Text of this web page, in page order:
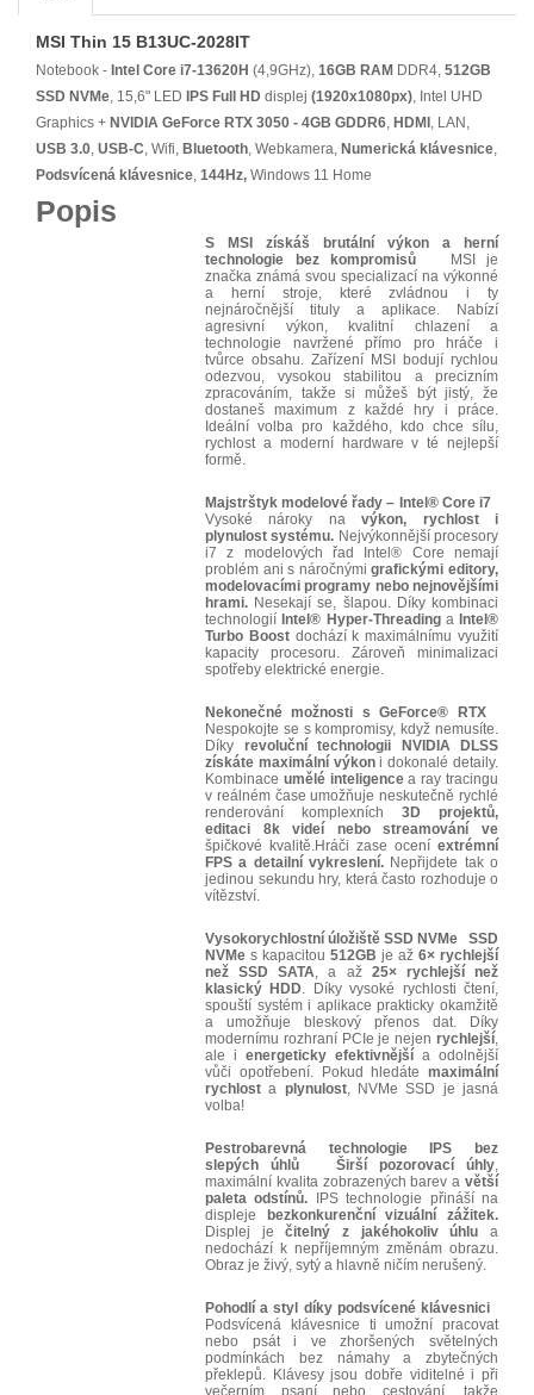
MSI Thin 15 B13UC-2028IT
Notebook - Intel Core i7-13620H (4,9GHz), 16GB RAM DDR4, 512GB
SSD NVMe, 15,6" LED IPS Full HD displej (1920x1080px), Intel UHD
Graphics + NVIDIA GeForce RTX 3050 - 4GB GDDR6, HDMI , LAN,
USB 3.0, USB-C, Wifi, Bluetooth, Webkamera, Numerická klávesnice,
Podsvícená klávesnice, 144Hz, Windows 11 Home
Popis
S MSI získáš brutální výkon a herní
technologie bez kompromisů MSI je
značka známá svou specializací na výkonné
a herní stroje, které zvládnou i ty
nejnáročnější tituly a aplikace. Nabízí
agresivní výkon, kvalitní chlazení a
technologie navržené přímo pro hráče i
tvůrce obsahu. Zařízení MSI bodují rychlou
odezvou, vysokou stabilitou a precizním
zpracováním, takže si můžeš být jistý, že
dostaneš maximum z každé hry i práce.
Ideální volba pro každého, kdo chce sílu,
rychlost a moderní hardware v té nejlepší
formě.
Majstrštyk modelové řady – Intel® Core i7
Vysoké nároky navýkon, rychlost i
plynulost systému. Nejvýkonnější procesory
i7 z modelových řad Intel® Core nemají
problém ani s náročnýmigrafickými editory,
modelovacími programy nebo nejnovějšími
hrami. Nesekají se, šlapou. Díky kombinaci
technologií Intel® Hyper-Threadinga Intel®
Turbo Boostdochází k maximálnímu využití
kapacity procesoru. Zároveň minimalizaci
spotřeby elektrické energie.
Nekonečné možnosti s GeForce® RTX
Nespokojte se s kompromisy, když nemusíte.
Díky revoluční technologii NVIDIA DLSS
získáte maximální výkoni dokonalé detaily.
Kombinace umělé inteligencea ray tracingu
v reálném čase umožňuje neskutečně rychlé
renderování komplexních 3D projektů,
editaci 8k videí nebo streamování ve
špičkové kvalitě.Hráči zase ocení extrémní
FPS a detailní vykreslení. Nepřijdete tak o
jedinou sekundu hry, která často rozhoduje o
vítězství.
Vysokorychlostní úložiště SSD NVMe
SSD
NVMe s kapacitou 512GB je až 6× rychlejší
než SSD SATA, a až 25× rychlejší než
klasický HDD. Díky vysoké rychlosti čtení,
spouští systém i aplikace prakticky okamžitě
a umožňuje bleskový přenos dat. Díky
modernímu rozhraní PCIe je nejen rychlejší,
ale i energeticky efektivnější a odolnější
vůči opotřebení. Pokud hledáte maximální
rychlost a plynulost, NVMe SSD je jasná
volba!
Pestrobarevná technologie IPS bez
slepých úhlů
Širší pozorovací úhly,
maximální kvalita zobrazených barev a větší
paleta odstínů. IPS technologie přináší na
displeje
bezkonkurenční vizuální zážitek.
Displej ječitelný z jakéhokoliv úhlu a
nedochází k nepříjemným změnám obrazu.
Obraz je živý, sytý a hlavně ničím nerušený.
Pohodlí a styl díky podsvícené klávesnici
Podsvícená klávesnice ti umožní pracovat
nebo psát i ve zhoršených světelných
podmínkách bez námahy a zbytečných
překlepů. Klávesy jsou dobře viditelné i při
večerním psaní nebo cestování, takže